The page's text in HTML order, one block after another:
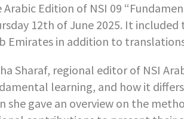
Arabic Edition of NSI 09
12th of June 2025. It
Emirates in addition to
Sharaf, regional editor of NSI
learning, and how it
she gave an overview on the